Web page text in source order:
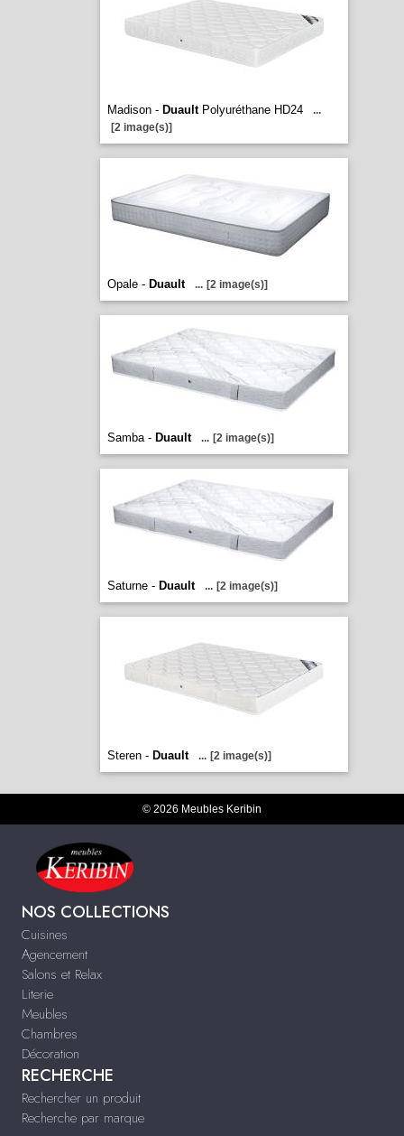
Madison - DuaultPolyuréthane HD24
...
[2 image(s)]
Opale - Duault ... [2 image(s)]
Samba - Duault ... [2 image(s)]
Saturne - Duault ... [2 image(s)]
Steren - Duault ... [2 image(s)]
© 2026 Meubles Keribin
NOS COLLECTIONS
Cuisines
Agencement
Salons et Relax
Literie
Meubles
Chambres
Décoration
RECHERCHE
Rechercher un produit
Recherche par marque